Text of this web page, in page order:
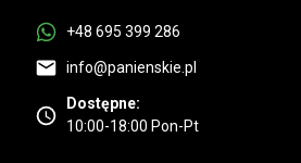
+48 695 399 286
info@panienskie.pl
Dostępne:
10:00-18:00 Pon-Pt